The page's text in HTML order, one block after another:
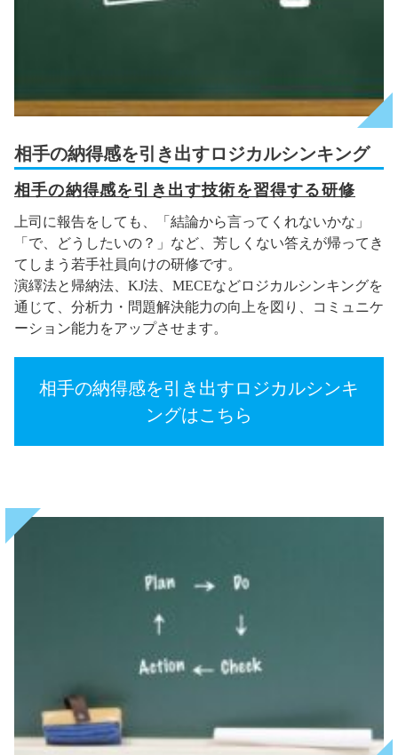
相手の納得感を引き出すロジカルシンキング
相手の納得感を引き出す技術を習得する研修
上司に報告をしても、「結論から言ってくれないかな」
「で、どうしたいの？」など、芳しくない答えが帰ってき
てしまう若手社員向けの研修です。
演繹法と帰納法、KJ法、MECEなどロジカルシンキングを
通じて、分析力・問題解決能力の向上を図り、コミュニケ
ーション能力をアップさせます。
相手の納得感を引き出すロジカルシンキ
ングはこちら